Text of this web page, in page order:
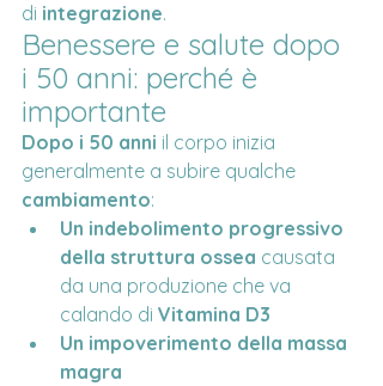
di integrazione.
Benessere e salute dopo
i 50 anni: perché è
importante
Dopo i 50 anni il corpo inizia
generalmente a subire qualche
cambiamento:
Un indebolimento progressivo
della struttura ossea causata
da una produzione che va
calando di Vitamina D3
Un impoverimento della massa
magra